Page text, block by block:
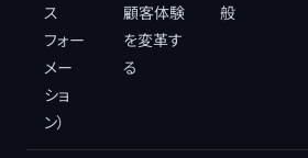
ス
フォー
メー
ショ
ン）
顧客体験
を変革す
る
般